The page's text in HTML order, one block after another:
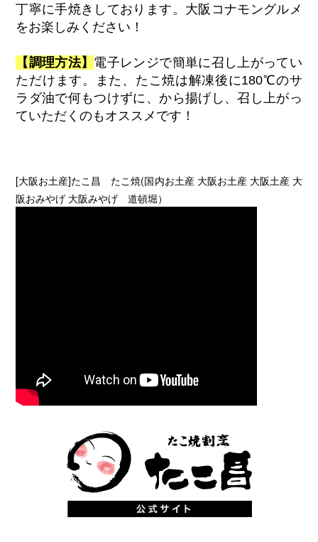
丁寧に手焼きしております。大阪コナモングルメ
をお楽しみください！
【調理方法】 電子レンジで簡単に召し上がってい
ただけます。また、たこ焼は解凍後に180℃のサ
ラダ油で何もつけずに、から揚げし、召し上がっ
ていただくのもオススメです！
[大阪お土産]たこ昌 たこ焼(国内お土産 大阪お土産 大阪土産 大
阪おみやげ 大阪みやげ 道頓堀）